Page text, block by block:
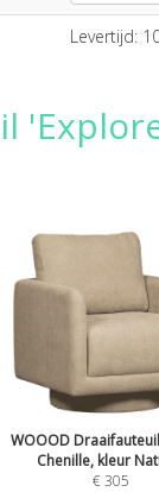
Levertijd:
WOOOD
Chenille, kleur
€ 305